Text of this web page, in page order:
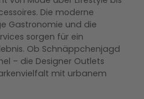
Die moderne
Gastronomie und die
sorgen für ein
Ob Schnäppchenjagd
– die Designer Outlets
mit urbanem